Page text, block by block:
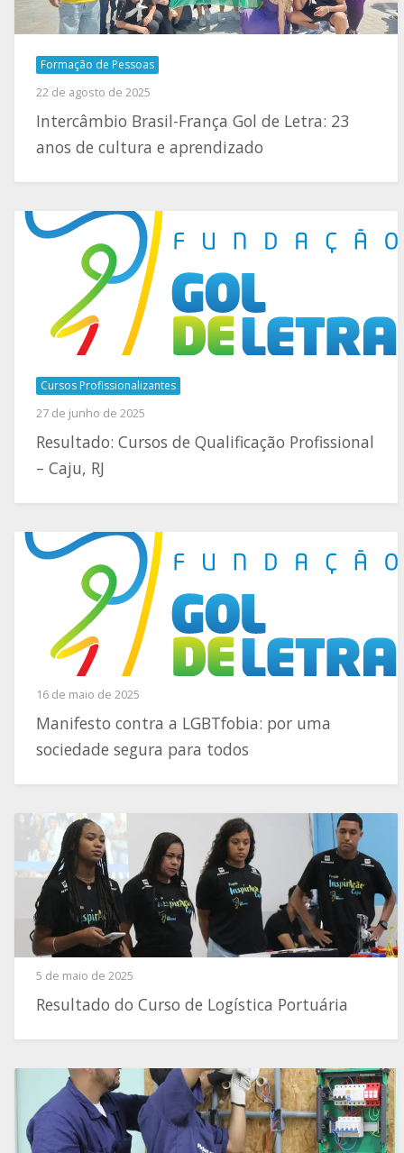
Formação de Pessoas
22 de agosto de 2025
Intercâmbio Brasil-França Gol de Letra: 23
anos de cultura e aprendizado
Cursos Profissionalizantes
27 de junho de 2025
Resultado: Cursos de Qualificação Profissional
– Caju, RJ
16 de maio de 2025
Manifesto contra a LGBTfobia: por uma
sociedade segura para todos
5 de maio de 2025
Resultado do Curso de Logística Portuária